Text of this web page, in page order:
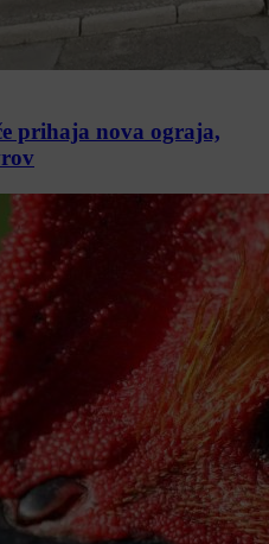
prihaja nova ograja,